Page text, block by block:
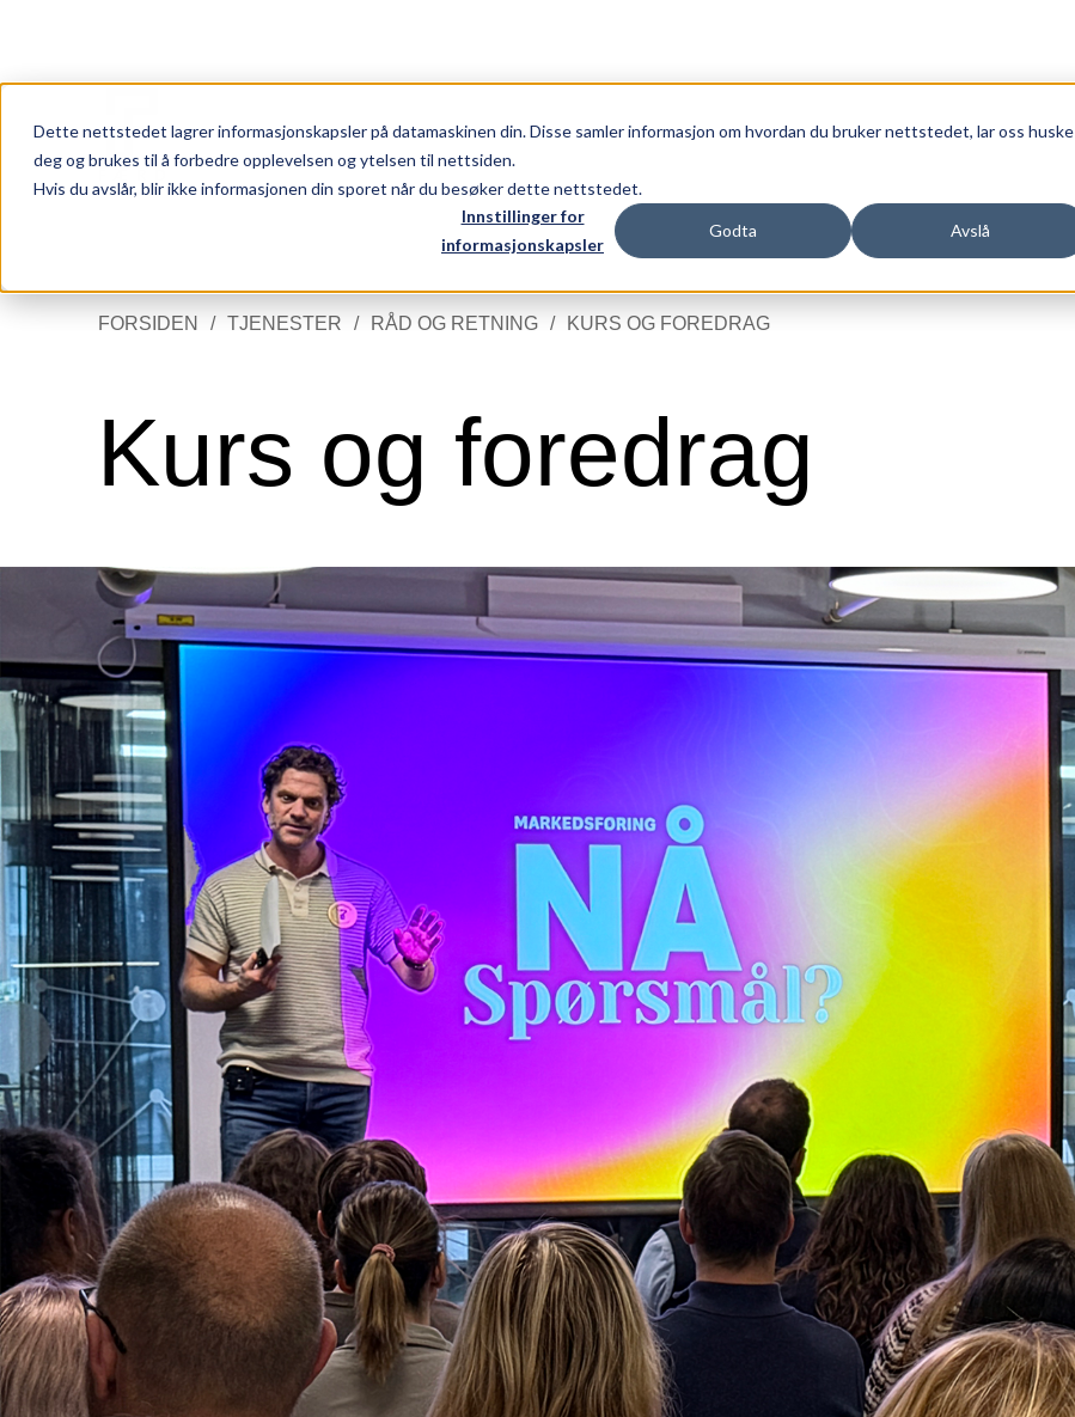
Dette nettstedet lagrer informasjonskapsler på datamaskinen din. Disse samler informasjon om hvordan du bruker nettstedet, lar oss huske
deg og brukes til å forbedre opplevelsen og ytelsen til nettsiden.
Hvis du avslår, blir ikke informasjonen din sporet når du besøker dette nettstedet.
Innstillinger for
informasjonskapsler
Godta Avslå
Arbeider
Om oss
Kontakt
Nyhetsbrev
FORSIDEN TJENESTER RÅD OG RETNING KURS OG FOREDRAG
Kurs og foredrag